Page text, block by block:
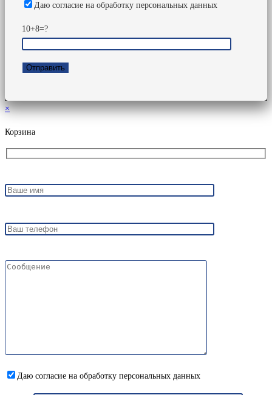
Даю согласие на обработку персональных данных
10+8=?
×
Корзина
Даю согласие на обработку персональных данных